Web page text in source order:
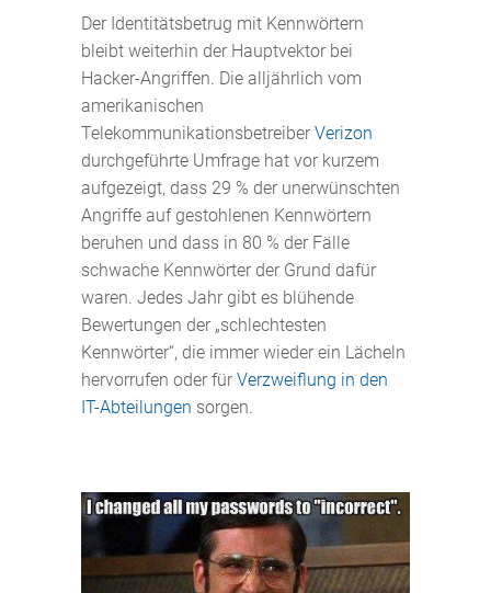
Der Identitätsbetrug mit Kennwörtern
bleibt weiterhin der Hauptvektor bei
Hacker-Angriffen. Die alljährlich vom
amerikanischen
Telekommunikationsbetreiber Verizon
durchgeführte Umfrage hat vor kurzem
aufgezeigt, dass 29 % der unerwünschten
Angriffe auf gestohlenen Kennwörtern
beruhen und dass in 80 % der Fälle
schwache Kennwörter der Grund dafür
waren. Jedes Jahr gibt es blühende
Bewertungen der „schlechtesten
Kennwörter“, die immer wieder ein Lächeln
hervorrufen oder für Verzweiflung in den
IT-Abteilungen sorgen.